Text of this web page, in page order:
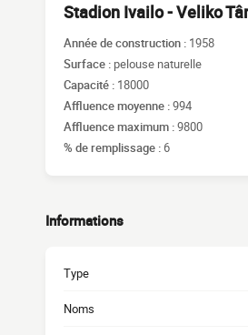
Stadion Ivailo - Veliko
Année de construction : 1958
Surface : pelouse naturelle
Capacité : 18000
Affluence moyenne :994
Affluence maximum :9800
% de remplissage :6
Informations
Type
Noms